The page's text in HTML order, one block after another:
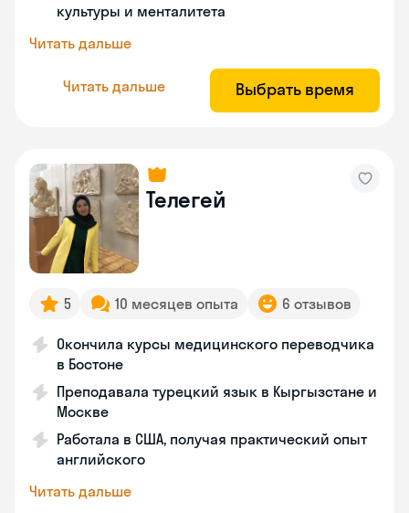
культуры и менталитета
Читать дальше
Читать дальше Выбрать время
Телегей
5 10 месяцев опыта 6 отзывов
Окончила курсы медицинского переводчика
в Бостоне
Преподавала турецкий язык в Кыргызстане и
Москве
Работала в США, получая практический опыт
английского
Читать дальше